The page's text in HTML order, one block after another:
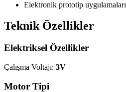
Elektronik prototip uygulamaları
Teknik Özellikler
Elektriksel Özellikler
Çalışma Voltajı: 3V
Motor Tipi